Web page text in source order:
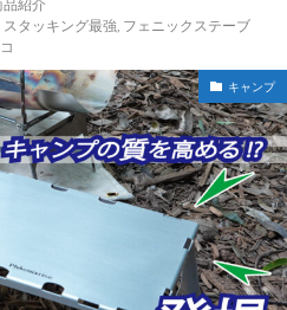
品紹介
スタッキング最強, フェニックステーブ
キャンプ